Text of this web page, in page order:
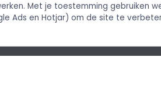
Direct
Met je toestemming gebruiken
Ads en Hotjar) om de site te